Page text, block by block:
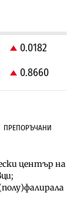
0.0182
0.8660
ПРЕПОРЪЧАНИ
център на
за
устройства с